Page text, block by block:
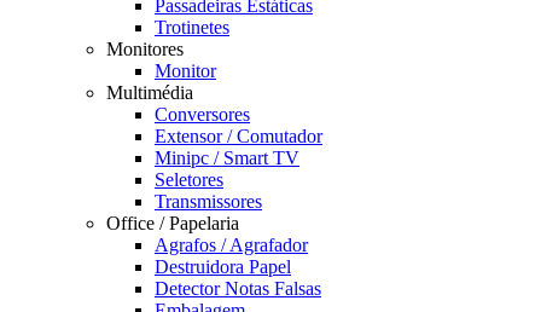
Passadeiras Estáticas
Trotinetes
Monitores
Monitor
Multimédia
Conversores
Extensor / Comutador
Minipc / Smart TV
Seletores
Transmissores
Office / Papelaria
Agrafos / Agrafador
Destruidora Papel
Detector Notas Falsas